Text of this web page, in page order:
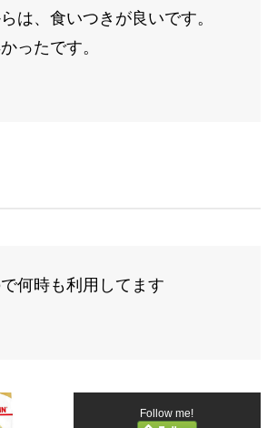
は、食いつきが良いです。
ったです。
何時も利用してます
Follow me!